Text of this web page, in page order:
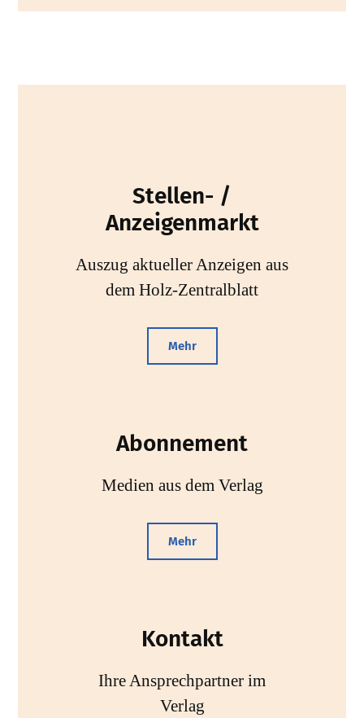
Stellen- /
Anzeigenmarkt
Auszug aktueller Anzeigen aus
dem Holz-Zentralblatt
Mehr
Abonnement
Medien aus dem Verlag
Mehr
Kontakt
Ihre Ansprechpartner im
Verlag